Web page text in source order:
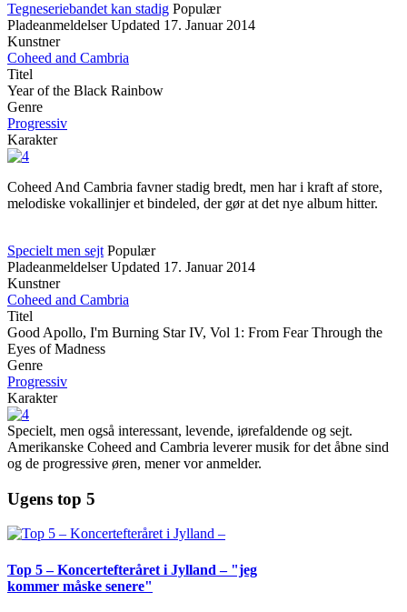
Tegneseriebandet kan stadig Populær
Pladeanmeldelser Updated 17. Januar 2014
Kunstner
Coheed and Cambria
Titel
Year of the Black Rainbow
Genre
Progressiv
Karakter
Coheed And Cambria favner stadig bredt, men har i kraft af store,
melodiske vokallinjer et bindeled, der gør at det nye album hitter.
Specielt men sejt Populær
Pladeanmeldelser Updated 17. Januar 2014
Kunstner
Coheed and Cambria
Titel
Good Apollo, I'm Burning Star IV, Vol 1: From Fear Through the
Eyes of Madness
Genre
Progressiv
Karakter
Specielt, men også interessant, levende, iørefaldende og sejt.
Amerikanske Coheed and Cambria leverer musik for det åbne sind
og de progressive øren, mener vor anmelder.
Ugens top 5
Top 5 – Koncertefteråret i Jylland – "jeg
kommer måske senere"